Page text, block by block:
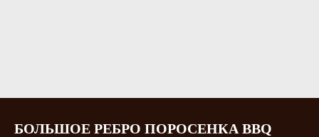
БОЛЬШОЕ РЕБРО ПОРОСЕНКА BBQ